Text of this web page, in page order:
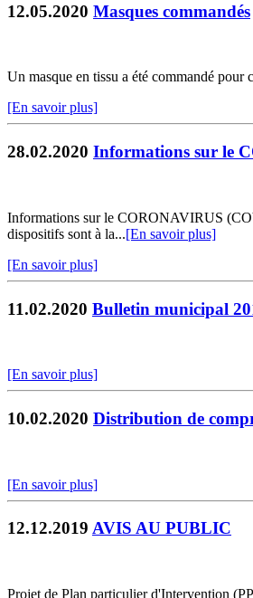
12.05.2020 Masques commandés
Un masque en tissu a été commandé
[En savoir plus]
28.02.2020 Informations sur le
Informations sur le CORONAVIRUS
dispositifs sont à la...[En savoir plus]
[En savoir plus]
11.02.2020 Bulletin municipal
[En savoir plus]
10.02.2020 Distribution de
[En savoir plus]
12.12.2019 AVIS AU PUBLIC
Projet de Plan particulier d'Intervention